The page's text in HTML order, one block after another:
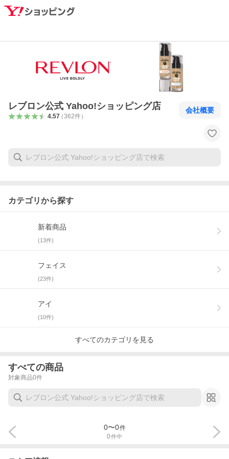
レブロン公式 Yahoo!ショッピング店
4.57（362件）
会社概要
カテゴリから探す
新着商品
(13件)
フェイス
(23件)
アイ
(10件)
すべてのカテゴリを見る
すべての商品
対象商品0件
0件中
0〜0件